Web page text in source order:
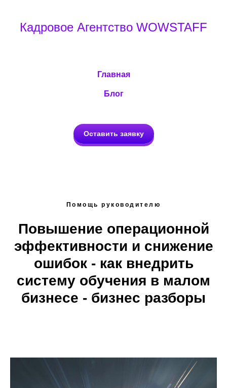
Кадровое Агентство WOWSTAFF
Главная
Блог
Оставить заявку
Помощь руководителю
Повышение операционной
эффективности и снижение
ошибок - как внедрить
систему обучения в малом
бизнесе - бизнес разборы